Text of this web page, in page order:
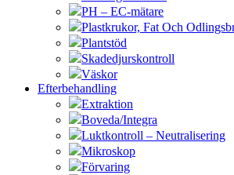
PH – EC-mätare
Plastkrukor, Fat Och
Plantstöd
Skadedjurskontroll
Väskor
Efterbehandling
Extraktion
Boveda/Integra
Luktkontroll – Neutralisering
Mikroskop
Förvaring